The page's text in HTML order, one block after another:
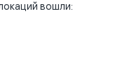
вошли: